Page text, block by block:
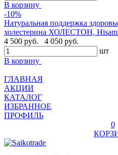
В корзину
-10%
Натуральная поддержка
холестерина ХОЛЕСТОН,
4 500 руб.
4 050 руб.
шт
В корзину
ГЛАВНАЯ
АКЦИИ
КАТАЛОГ
ИЗБРАННОЕ
ПРОФИЛЬ
0